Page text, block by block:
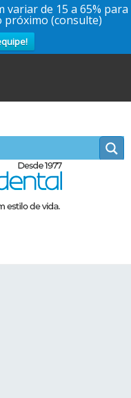
variar de 15 a 65% para
próximo (consulte)